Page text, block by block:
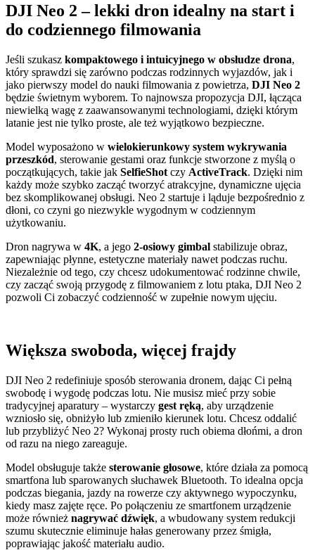
DJI Neo 2 – lekki dron idealny na start i
do codziennego filmowania
Jeśli szukasz kompaktowego i intuicyjnego w obsłudze drona,
który sprawdzi się zarówno podczas rodzinnych wyjazdów, jak i
jako pierwszy model do nauki filmowania z powietrza, DJI Neo 2
będzie świetnym wyborem. To najnowsza propozycja DJI, łącząca
niewielką wagę z zaawansowanymi technologiami, dzięki którym
latanie jest nie tylko proste, ale też wyjątkowo bezpieczne.
Model wyposażono w wielokierunkowy system wykrywania
przeszkód, sterowanie gestami oraz funkcje stworzone z myślą o
początkujących, takie jak SelfieShot czy ActiveTrack. Dzięki nim
każdy może szybko zacząć tworzyć atrakcyjne, dynamiczne ujęcia
bez skomplikowanej obsługi. Neo 2 startuje i ląduje bezpośrednio z
dłoni, co czyni go niezwykle wygodnym w codziennym
użytkowaniu.
Dron nagrywa w 4K, a jego 2-osiowy gimbal stabilizuje obraz,
zapewniając płynne, estetyczne materiały nawet podczas ruchu.
Niezależnie od tego, czy chcesz udokumentować rodzinne chwile,
czy zacząć swoją przygodę z filmowaniem z lotu ptaka, DJI Neo 2
pozwoli Ci zobaczyć codzienność w zupełnie nowym ujęciu.
Większa swoboda, więcej frajdy
DJI Neo 2 redefiniuje sposób sterowania dronem, dając Ci pełną
swobodę i wygodę podczas lotu. Nie musisz mieć przy sobie
tradycyjnej aparatury – wystarczy gest ręką, aby urządzenie
wzniosło się, obniżyło lub zmieniło kierunek lotu. Chcesz oddalić
lub przybliżyć Neo 2? Wykonaj prosty ruch obiema dłońmi, a dron
od razu na niego zareaguje.
Model obsługuje także sterowanie głosowe, które działa za pomocą
smartfona lub sparowanych słuchawek Bluetooth. To idealna opcja
podczas biegania, jazdy na rowerze czy aktywnego wypoczynku,
kiedy masz zajęte ręce. Po połączeniu ze smartfonem urządzenie
może również nagrywać dźwięk, a wbudowany system redukcji
szumu skutecznie eliminuje hałas generowany przez śmigła,
poprawiając jakość materiału audio.